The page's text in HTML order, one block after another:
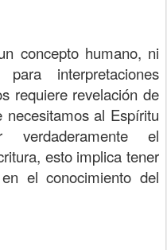
concepto humano, ni
interpretaciones
requiere revelación de
al Espíritu
verdaderamente el
esto implica tener
el conocimiento del